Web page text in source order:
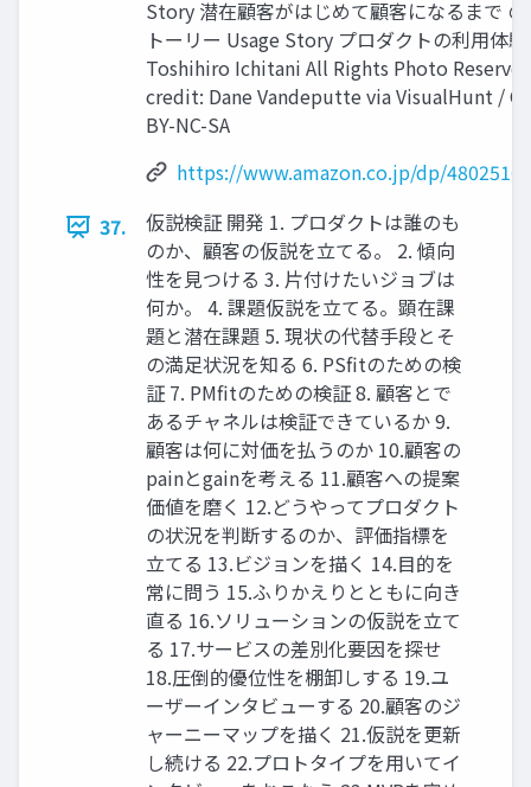
Story 潜在顧客がはじめて顧客になるまで
トーリー Usage Story プロダクトの利⽤体験
Toshihiro Ichitani All Rights Photo
credit: Dane Vandeputte via VisualHunt / CC
BY-NC-SA
https://www.amazon.co.jp/dp/
37.
仮説検証 開発 1. プロダクトは誰のも
のか、顧客の仮説を⽴てる。 2. 傾向
性を⾒つける 3. ⽚付けたいジョブは
何か。 4. 課題仮説を⽴てる。顕在課
題と潜在課題 5. 現状の代替⼿段とそ
の満⾜状況を知る 6. PSﬁtのための検
証 7. PMﬁtのための検証 8. 顧客とで
あるチャネルは検証できているか 9.
顧客は何に対価を払うのか 10.顧客の
painとgainを考える 11.顧客への提案
価値を磨く 12.どうやってプロダクト
の状況を判断するのか、評価指標を
⽴てる 13.ビジョンを描く 14.⽬的を
常に問う 15.ふりかえりとともに向き
直る 16.ソリューションの仮説を⽴て
る 17.サービスの差別化要因を探せ
18.圧倒的優位性を棚卸しする 19.ユ
ーザーインタビューする 20.顧客のジ
ャーニーマップを描く 21.仮説を更新
し続ける 22.プロトタイプを⽤いてイ